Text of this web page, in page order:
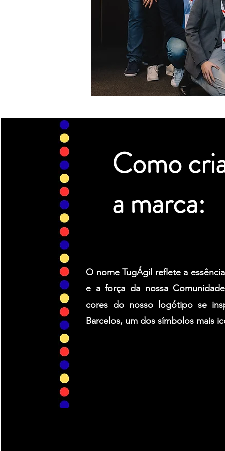
Como
a marca:
O nome TugÁgil reflete a
e a força da nossa
cores do nosso logótipo se
Barcelos, um dos símbolos mais